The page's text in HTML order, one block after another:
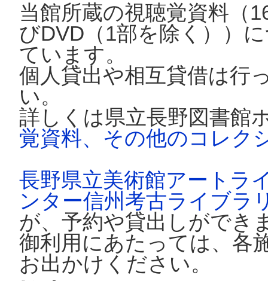
当館所蔵の視聴覚資料（
びDVD（1部を除く））
ています。
個人貸出や相互貸借は行
い。
詳しくは県立長野図書館
覚資料、その他のコレク
長野県立美術館アートラ
ンター信州考古ライブラ
が、予約や貸出しができ
御利用にあたっては、各
お出かけください。